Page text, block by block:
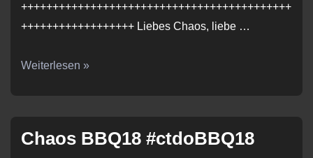
+++++++++++++++++++++++++++++++++++++++++++
++++++++++++++++++ Liebes Chaos, liebe …
Last
#ctdoBBQ18
Weiterlesen »
Chaos BBQ18 #ctdoBBQ18